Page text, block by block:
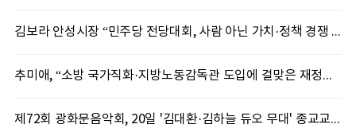
김보라 안성시장 “민주당 전당대회, 사람 아닌 가치·정책 경쟁 돼야”
추미애, “소방 국가직화·지방노동감독관 도입에 걸맞은 재정체계 완성해야”
제72회 광화문음악회, 20일 '김대환·김하늘 듀오 무대' 종교교회서 무료 개최